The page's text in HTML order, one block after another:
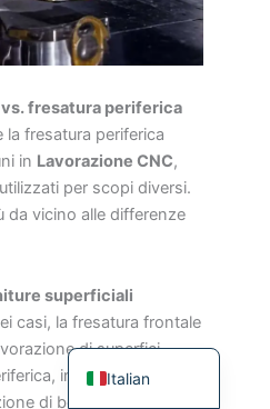
fresatura periferica
la fresatura periferica
in Lavorazione CNC,
per scopi diversi.
da vicino alle differenze
superficiali
casi, la fresatura frontale
di superfici
invece, è più
di bordi e curve, ma la
Italian
English
Arabic
French
German
Indonesian
Portuguese
Russian